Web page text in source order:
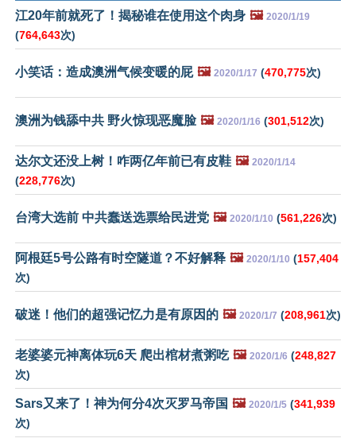
江20年前就死了！揭秘谁在使用这个肉身 🖼️ 2020/1/19
(764,643次)
小笑话：造成澳洲气候变暖的屁 🖼️ 2020/1/17 (470,775次)
澳洲为钱舔中共 野火惊现恶魔脸 🖼️ 2020/1/16 (301,512次)
达尔文还没上树！咋两亿年前已有皮鞋 🖼️ 2020/1/14
(228,776次)
台湾大选前 中共蠢送选票给民进党 🖼️ 2020/1/10 (561,226次)
阿根廷5号公路有时空隧道？不好解释 🖼️ 2020/1/10 (157,404
次)
破迷！他们的超强记忆力是有原因的 🖼️ 2020/1/7 (208,961次)
老婆婆元神离体玩6天 爬出棺材煮粥吃 🖼️ 2020/1/6 (248,827
次)
Sars又来了！神为何分4次灭罗马帝国 🖼️ 2020/1/5 (341,939
次)